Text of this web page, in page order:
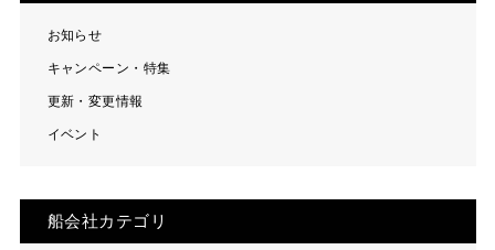
お知らせ
キャンペーン・特集
更新・変更情報
イベント
船会社カテゴリ